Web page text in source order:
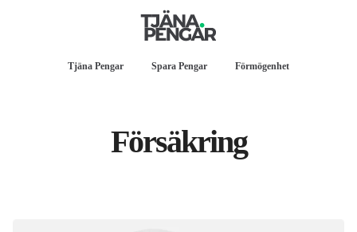
Tjäna Pengar Spara Pengar Förmögenhet
Försäkring